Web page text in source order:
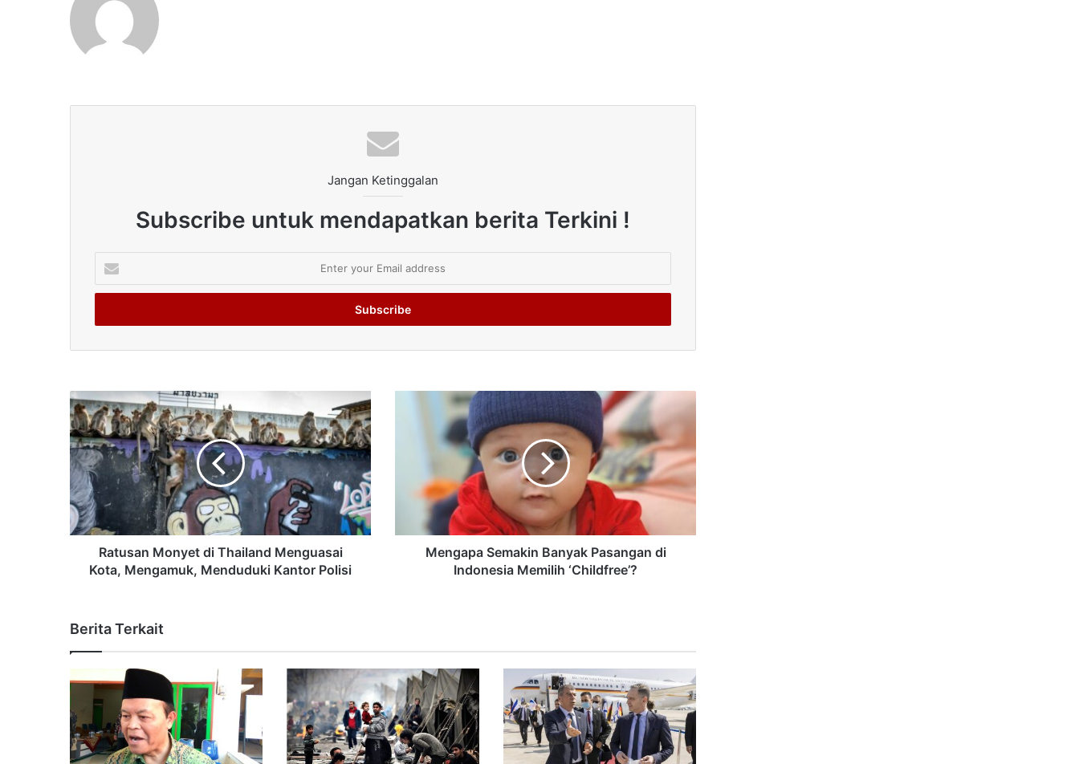
Jangan Ketinggalan
Subscribe untuk mendapatkan berita Terkini !
your
Email
Ratusan Monyet di Thailand Menguasai
Kota, Mengamuk, Menduduki Kantor Polisi
Mengapa Semakin Banyak Pasangan di
Indonesia Memilih ‘Childfree’?
Berita Terkait